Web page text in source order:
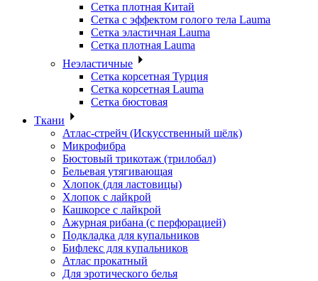
Сетка плотная Китай
Сетка с эффектом голого тела Lauma
Сетка эластичная Lauma
Сетка плотная Lauma
Неэластичные
Сетка корсетная Турция
Сетка корсетная Lauma
Сетка бюстовая
Ткани
Атлас-стрейч (Искусственный шёлк)
Микрофибра
Бюстовый трикотаж (трилобал)
Бельевая утягивающая
Хлопок (для ластовицы)
Хлопок с лайкрой
Кашкорсе с лайкрой
Ажурная рибана (с перфорацией)
Подкладка для купальников
Бифлекс для купальников
Атлас прокатный
Для эротического белья